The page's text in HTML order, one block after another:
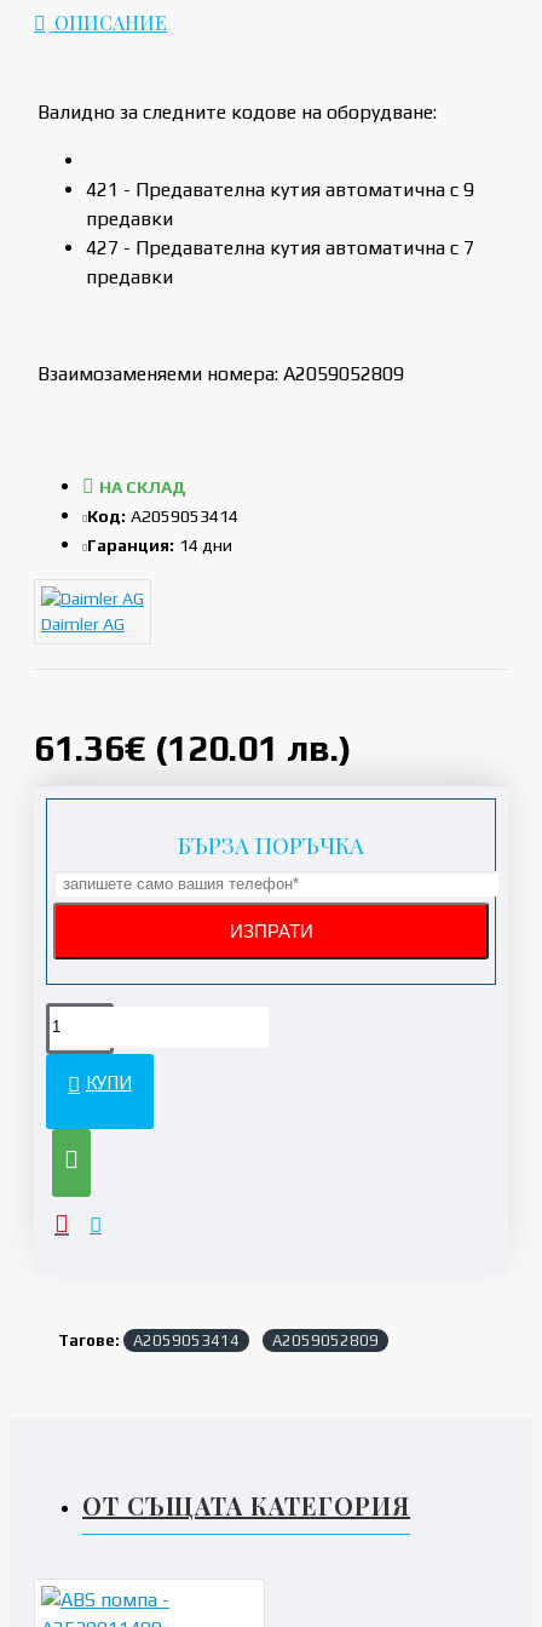
ОПИСАНИЕ
Валидно за следните кодове на оборудване:
421 - Предавателна кутия автоматична с 9
предавки
427 - Предавателна кутия автоматична с 7
предавки
Взаимозаменяеми номера: A2059052809
61.36€ (120.01 лв.)
НА СКЛАД
Код: A2059053414
Гаранция: 14 дни
Daimler AG
БЪРЗА ПОРЪЧКА
КУПИ
Тагове: A2059053414 A2059052809
ОТ СЪЩАТА КАТЕГОРИЯ